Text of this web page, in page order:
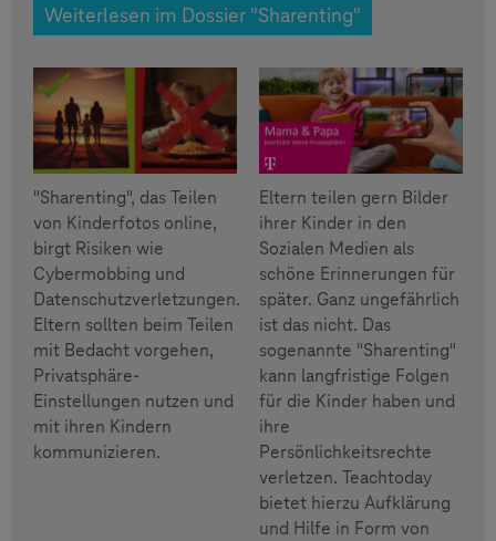
Weiterlesen im Dossier "Sharenting"
"Sharenting", das Teilen
von Kinderfotos online,
birgt Risiken wie
Cybermobbing und
Datenschutzverletzungen.
Eltern sollten beim Teilen
mit Bedacht vorgehen,
Privatsphäre-
Einstellungen nutzen und
mit ihren Kindern
kommunizieren.
Eltern teilen gern Bilder
ihrer Kinder in den
Sozialen Medien als
schöne Erinnerungen für
später. Ganz ungefährlich
ist das nicht. Das
sogenannte "Sharenting"
kann langfristige Folgen
für die Kinder haben und
ihre
Persönlichkeitsrechte
verletzen. Teachtoday
bietet hierzu Aufklärung
und Hilfe in Form von